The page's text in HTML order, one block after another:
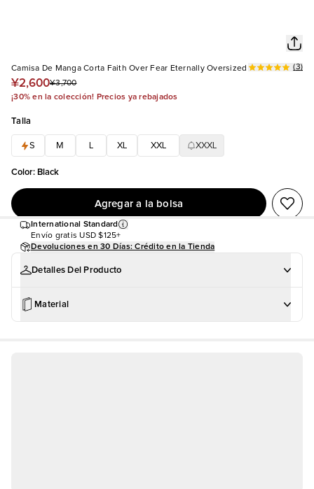
Camisa De Manga Corta Faith Over Fear Eternally Oversized
¥2,600¥3,700
(3)
¡30% en la colección! Precios ya rebajados
Talla
S M XL XXL XXXL
Color: Black
Agregar a la bolsa
International Standard
Envío gratis USD $125+
Devoluciones en 30 Días: Crédito en la Tienda
Detalles Del Producto
Material